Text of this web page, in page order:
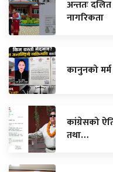
अन्ततः
नागरिकता
कानुनको
कांग्रेसको
तथा…